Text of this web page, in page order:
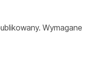
Wymagane